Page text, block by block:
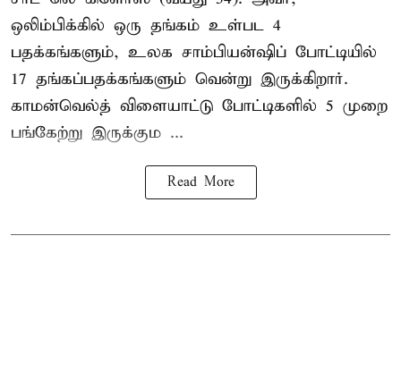
ஒலிம்பிக்கில் ஒரு தங்கம் உள்பட 4
பதக்கங்களும், உலக சாம்பியன்ஷிப் போட்டியில்
17 தங்கப்பதக்கங்களும் வென்று இருக்கிறார்.
காமன்வெல்த் விளையாட்டு போட்டிகளில் 5 முறை
பங்கேற்று இருக்கும ...
Read More